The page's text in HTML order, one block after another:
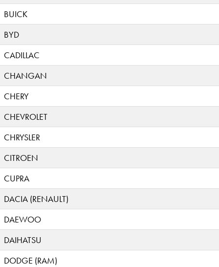
BUICK
BYD
CADILLAC
CHANGAN
CHERY
CHEVROLET
CHRYSLER
CITROEN
CUPRA
DACIA (RENAULT)
DAEWOO
DAIHATSU
DODGE (RAM)